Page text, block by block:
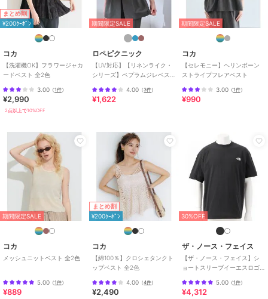
スリーブ
/ 大きいサイズあり
洗える/ストレッチ
ライフス
タイル/アウトドア/パーティ
ー・結婚式・二次会
ー・入学式・卒業式
レギュラー
丈(トップス)/チュニック丈（ト
ップス）
ベスト・ジレ
/ストレッチ /ライフス
/ アウトドア
ー・結婚式・二次会
ー・入学式・卒業式/レギュラー
丈(トップス)
/
チュニック丈（ト
ップス）
まとめ割
¥200ｸｰﾎﾟﾝ
コカ
【洗濯機OK】フラワージャカ
ードベスト 全2色
3.00 （1件）
¥2,990
2点以上で10%OFF
期間限定SALE
ロペピクニック
【UV対応】【リネンライク・
シリーズ】ペプラムジレベス
4.00 （3件）
¥1,622
期間限定SALE
コカ
【セレモニー】ヘリンボーン
ストライプフレアベスト
3.00（1件）
¥990
期間限定SALE
コカ
メッシュニットベスト 全2色
5.00 （1件）
¥889
まとめ割
¥200ｸｰﾎﾟﾝ
コカ
【綿100％】クロシェタンクト
ップベスト 全2色
4.00 （4件）
¥2,490
30%OFF
ザ・ノース・フェイス
【ザ・ノース・フェイス】シ
ョートスリーブイーエスロゴ
5.00（1件）
¥4,312